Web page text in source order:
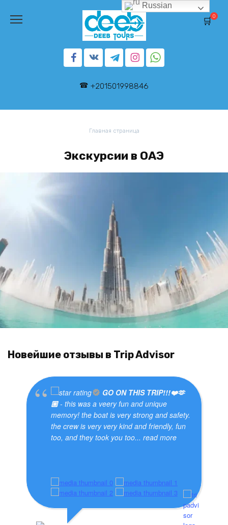
содержанию
+201501998846
0
Главная страница
Экскурсии в ОАЭ
Новейшие отзывы в Trip Advisor
GO ON THIS TRIP!!!❤️🫶
🏼- this was a veery fun and unique
memory! the boat is very strong and safety.
the crew is very very kind and friendly, fun
too, and they took you too... read more
Russian